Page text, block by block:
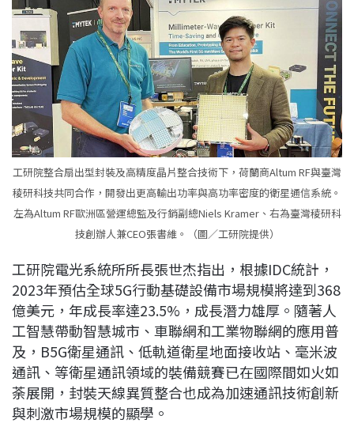
工研院整合扇出型封裝及高精度晶片整合技術下，荷蘭商Altum RF與臺灣
稜研科技共同合作，開發出更高輸出功率與高功率密度的衛星通信系統。
左為Altum RF歐洲區營運總監及行銷副總Niels Kramer、右為臺灣稜研科
技創辦人兼CEO張書維。（圖／工研院提供）
工研院電光系統所所長張世杰指出，根據IDC統計，
2023年預估全球5G行動基礎設備市場規模將達到368
億美元，年成長率達23.5%，成長潛力雄厚。隨著人
工智慧帶動智慧城市、車聯網和工業物聯網的應用普
及，B5G衛星通訊、低軌道衛星地面接收站、毫米波
通訊、等衛星通訊領域的裝備競賽已在國際間如火如
荼展開，封裝天線異質整合也成為加速通訊技術創新
與刺激市場規模的顯學。